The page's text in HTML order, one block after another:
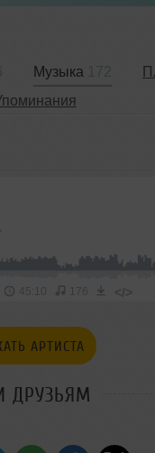
Музыка
45:10 176 </>
АРТИСТА
ДРУЗЬЯМ